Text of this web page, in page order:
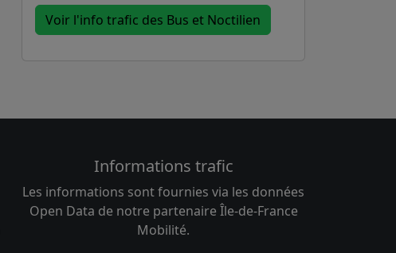
Voir l'info trafic des Bus et Noctilien
Informations trafic
Les informations sont fournies via les données
Open Data de notre partenaire Île-de-France
Mobilité.